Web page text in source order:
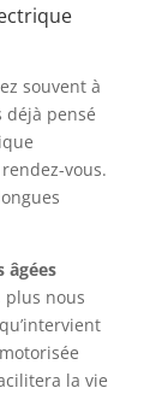
souvent à
déjà pensé
vous.
âgées
plus nous
la vie